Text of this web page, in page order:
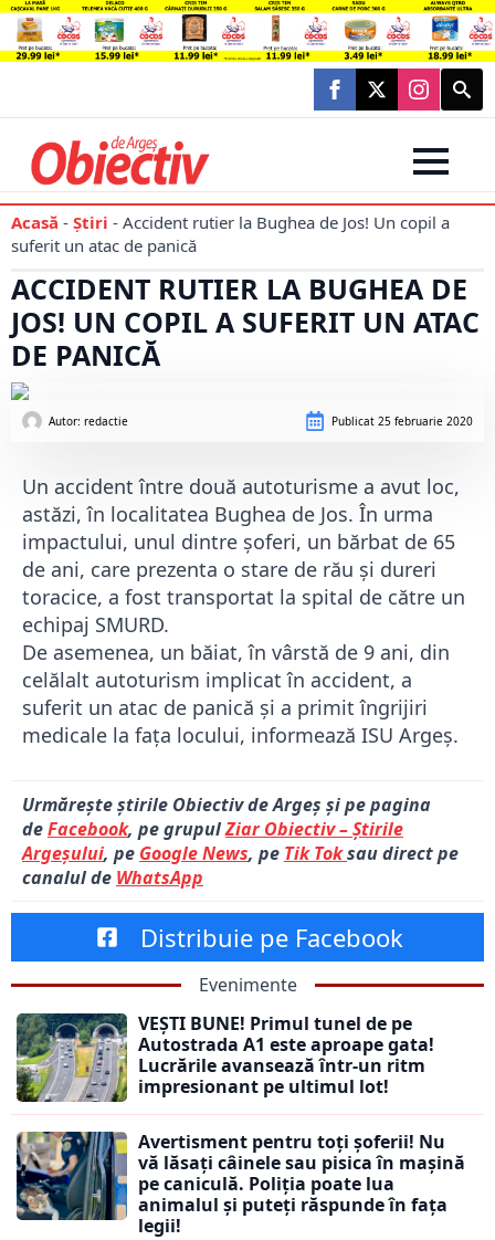
Search
for:
Acasă - Știri - Accident rutier la Bughea de Jos! Un copil a
suferit un atac de panică
ACCIDENT RUTIER LA BUGHEA DE
JOS! UN COPIL A SUFERIT UN ATAC
DE PANICĂ
Autor: redactie Publicat 25 februarie 2020
Un accident între două autoturisme a avut loc,
astăzi, în localitatea Bughea de Jos. În urma
impactului, unul dintre șoferi, un bărbat de 65
de ani, care prezenta o stare de rău și dureri
toracice, a fost transportat la spital de către un
echipaj SMURD.
De asemenea, un băiat, în vârstă de 9 ani, din
celălalt autoturism implicat în accident, a
suferit un atac de panică și a primit îngrijiri
medicale la fața locului, informează ISU Argeș.
Urmărește știrile Obiectiv de Argeș și pe pagina
deFacebook, pe grupulZiar Obiectiv – Știrile
Argeșului, pe Google News, pe Tik Toksau direct pe
canalul de WhatsApp
Distribuie pe Facebook
Evenimente
VEȘTI BUNE! Primul tunel de pe
Autostrada A1 este aproape gata!
Lucrările avansează într-un ritm
impresionant pe ultimul lot!
Avertisment pentru toți șoferii! Nu
vă lăsați câinele sau pisica în mașină
pe caniculă. Poliția poate lua
animalul și puteți răspunde în fața
legii!